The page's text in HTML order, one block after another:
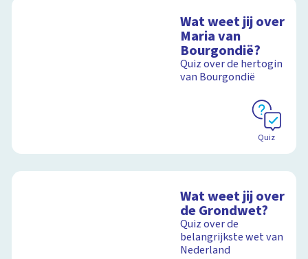
Wat weet jij over
Maria van
Bourgondië?
Quiz over de hertogin
van Bourgondië
Quiz
Wat weet jij over
de Grondwet?
Quiz over de
belangrijkste wet van
Nederland